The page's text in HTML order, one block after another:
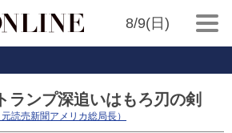
8/9(日)
ランプ深追いはもろ刃の剣
読売新聞アメリカ総局長）